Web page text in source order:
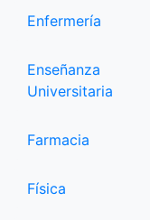
Enfermería
Enseñanza
Universitaria
Farmacia
Física